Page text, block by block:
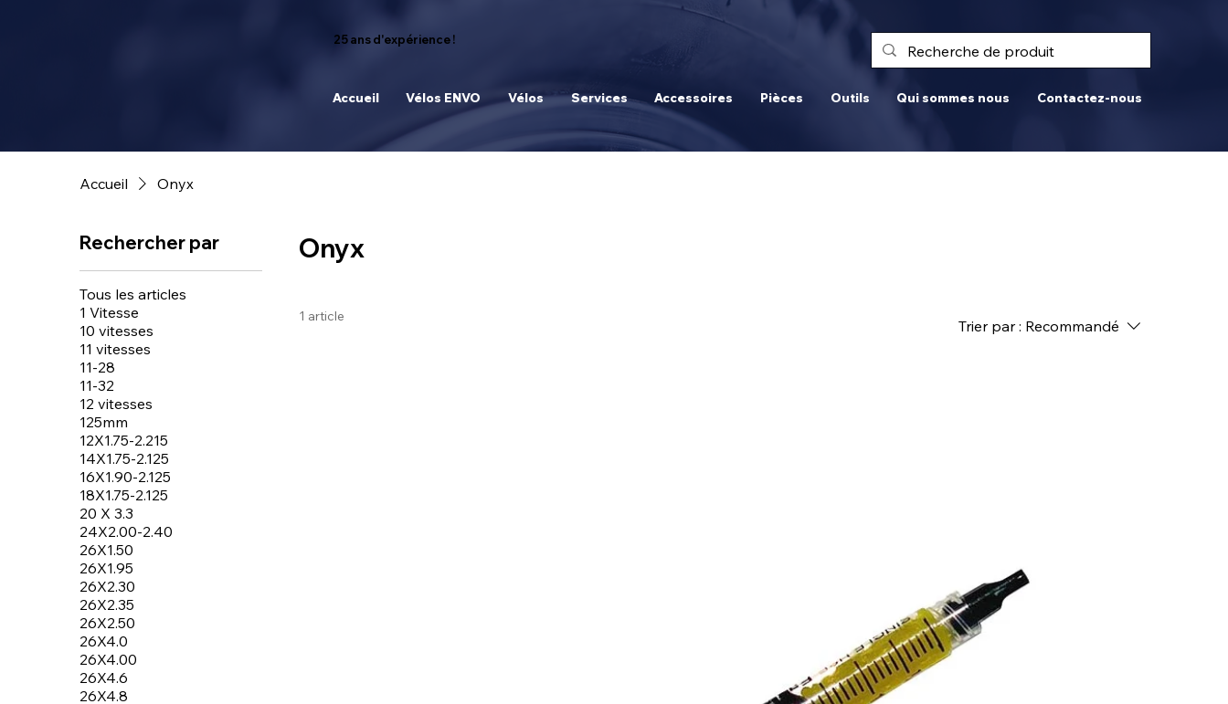
25 ans d'expérience !
Accueil Vélos ENVO Vélos Services Accessoires Pièces Outils Qui sommes nous Contactez-nous
Accueil Onyx
Rechercher par
Tous les articles
1 Vitesse
10 vitesses
11 vitesses
11-28
11-32
12 vitesses
125mm
12X1.75-2.215
14X1.75-2.125
16X1.90-2.125
18X1.75-2.125
20 X 3.3
24X2.00-2.40
26X1.50
26X1.95
26X2.30
26X2.35
26X2.50
26X4.0
26X4.00
26X4.6
26X4.8
Onyx
1 article
Trier par : Recommandé